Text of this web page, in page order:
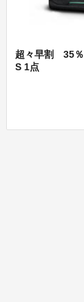
超々早割 35％
S 1点